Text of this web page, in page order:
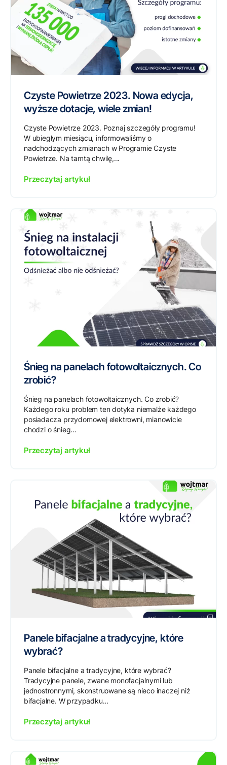
Czyste Powietrze 2023. Nowa edycja,
wyższe dotacje, wiele zmian!
Czyste Powietrze 2023. Poznaj szczegóły programu!
W ubiegłym miesiącu, informowaliśmy o
nadchodzących zmianach w Programie Czyste
Powietrze. Na tamtą chwilę,...
Przeczytaj artykuł
Śnieg na panelach fotowoltaicznych. Co
zrobić?
Śnieg na panelach fotowoltaicznych. Co zrobić?
Każdego roku problem ten dotyka niemalże każdego
posiadacza przydomowej elektrowni, mianowicie
chodzi o śnieg...
Przeczytaj artykuł
Panele bifacjalne a tradycyjne, które
wybrać?
Panele bifacjalne a tradycyjne, które wybrać?
Tradycyjne panele, zwane monofacjalnymi lub
jednostronnymi, skonstruowane są nieco inaczej niż
bifacjalne. W przypadku...
Przeczytaj artykuł